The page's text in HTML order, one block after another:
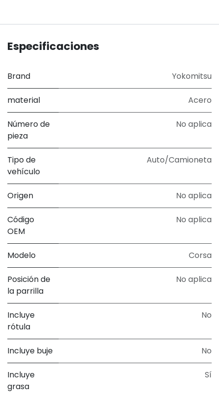
Especificaciones
Brand Yokomitsu
material Acero
Número de
pieza
No aplica
Tipo de
vehículo
Auto/Camioneta
Origen No aplica
Código
OEM
No aplica
Modelo Corsa
Posición de
la parrilla
No aplica
Incluye
rótula
No
Incluye buje No
Incluye
grasa
Sí